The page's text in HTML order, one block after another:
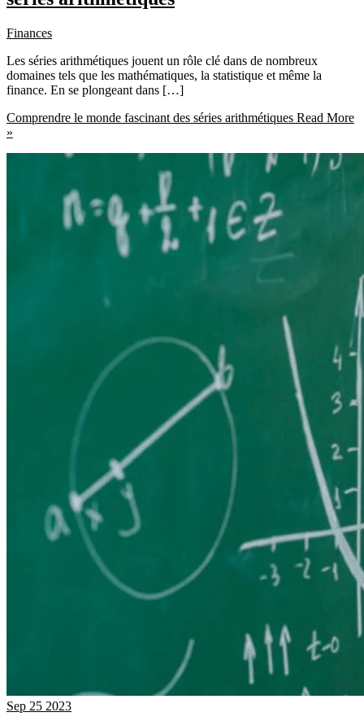
Finances
Les séries arithmétiques jouent un rôle clé dans de nombreux
domaines tels que les mathématiques, la statistique et même la
finance. En se plongeant dans […]
Comprendre le monde fascinant des séries arithmétiques Read More
»
Sep 25 2023